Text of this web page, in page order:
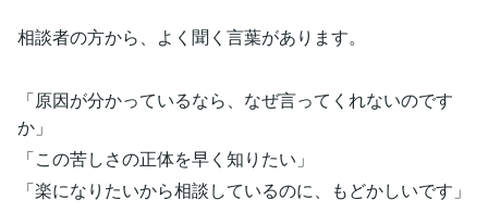
相談者の方から、よく聞く言葉があります。
「原因が分かっているなら、なぜ言ってくれないのです
か」
「この苦しさの正体を早く知りたい」
「楽になりたいから相談しているのに、もどかしいです」